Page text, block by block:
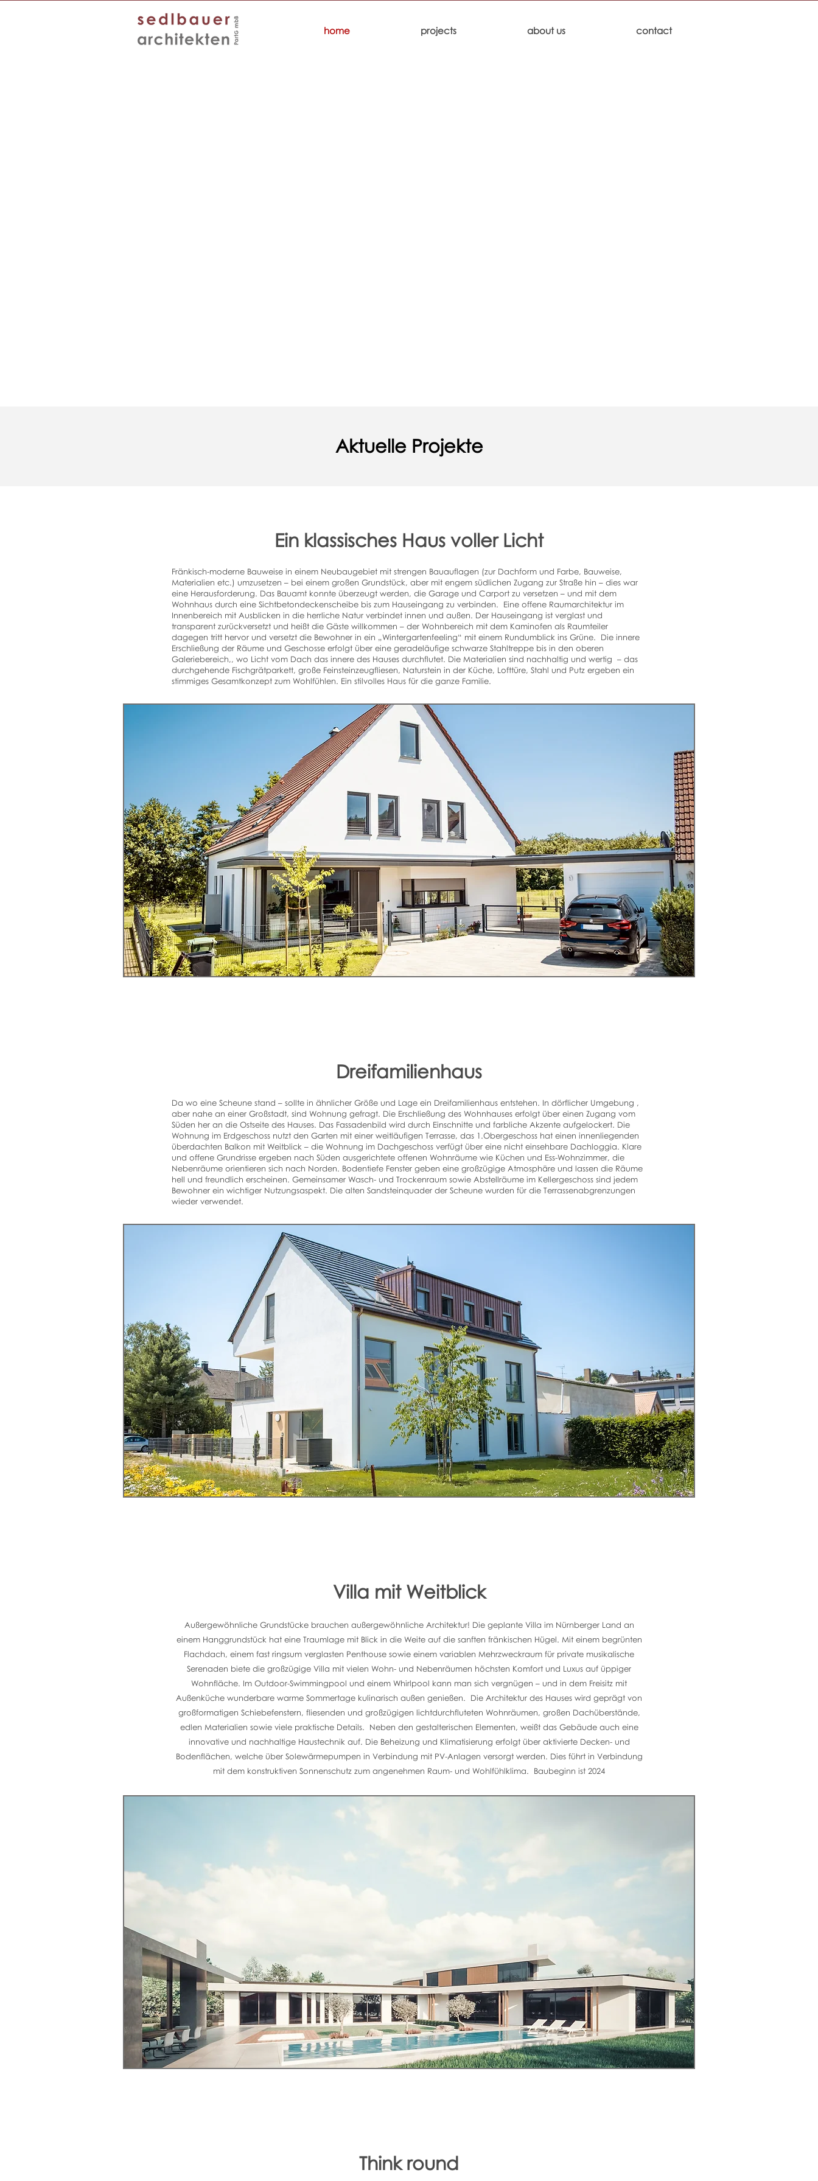
home projects about us contact
Aktuelle Projekte
Ein klassisches Haus voller Licht
Fränkisch-moderne Bauweise in einem Neubaugebiet mit strengen Bauauflagen (zur Dachform und Farbe, Bauweise,
Materialien etc.) umzusetzen – bei einem großen Grundstück, aber mit engem südlichen Zugang zur Straße hin – dies war
eine Herausforderung. Das Bauamt konnte überzeugt werden, die Garage und Carport zu versetzen – und mit dem
Wohnhaus durch eine Sichtbetondeckenscheibe bis zum Hauseingang zu verbinden. Eine offene Raumarchitektur im
Innenbereich mit Ausblicken in die herrliche Natur verbindet innen und außen. Der Hauseingang ist verglast und
transparent zurückversetzt und heißt die Gäste willkommen – der Wohnbereich mit dem Kaminofen als Raumteiler
dagegen tritt hervor und versetzt die Bewohner in ein „Wintergartenfeeling“ mit einem Rundumblick ins Grüne. Die innere
Erschließung der Räume und Geschosse erfolgt über eine geradeläufige schwarze Stahltreppe bis in den oberen
Galeriebereich,, wo Licht vom Dach das innere des Hauses durchflutet. Die Materialien sind nachhaltig und wertig – das
durchgehende Fischgrätparkett, große Feinsteinzeugfliesen, Naturstein in der Küche, Lofttüre, Stahl und Putz ergeben ein
stimmiges Gesamtkonzept zum Wohlfühlen. Ein stilvolles Haus für die ganze Familie.
Dreifamilienhaus
Da wo eine Scheune stand – sollte in ähnlicher Größe und Lage ein Dreifamilienhaus entstehen. In dörflicher Umgebung ,
aber nahe an einer Großstadt, sind Wohnung gefragt. Die Erschließung des Wohnhauses erfolgt über einen Zugang vom
Süden her an die Ostseite des Hauses. Das Fassadenbild wird durch Einschnitte und farbliche Akzente aufgelockert. Die
Wohnung im Erdgeschoss nutzt den Garten mit einer weitläufigen Terrasse, das 1.Obergeschoss hat einen innenliegenden
überdachten Balkon mit Weitblick – die Wohnung im Dachgeschoss verfügt über eine nicht einsehbare Dachloggia. Klare
und offene Grundrisse ergeben nach Süden ausgerichtete offenen Wohnräume wie Küchen und Ess-Wohnzimmer, die
Nebenräume orientieren sich nach Norden. Bodentiefe Fenster geben eine großzügige Atmosphäre und lassen die Räume
hell und freundlich erscheinen. Gemeinsamer Wasch- und Trockenraum sowie Abstellräume im Kellergeschoss sind jedem
Bewohner ein wichtiger Nutzungsaspekt. Die alten Sandsteinquader der Scheune wurden für die Terrassenabgrenzungen
wieder verwendet.
Villa mit Weitblick
Außergewöhnliche Grundstücke brauchen außergewöhnliche Architektur! Die geplante Villa im Nürnberger Land an
einem Hanggrundstück hat eine Traumlage mit Blick in die Weite auf die sanften fränkischen Hügel. Mit einem begrünten
Flachdach, einem fast ringsum verglasten Penthouse sowie einem variablen Mehrzweckraum für private musikalische
Serenaden biete die großzügige Villa mit vielen Wohn- und Nebenräumen höchsten Komfort und Luxus auf üppiger
Wohnfläche. Im Outdoor-Swimmingpool und einem Whirlpool kann man sich vergnügen – und in dem Freisitz mit
Außenküche wunderbare warme Sommertage kulinarisch außen genießen. Die Architektur des Hauses wird geprägt von
großformatigen Schiebefenstern, fliesenden und großzügigen lichtdurchfluteten Wohnräumen, großen Dachüberstände,
edlen Materialien sowie viele praktische Details. Neben den gestalterischen Elementen, weißt das Gebäude auch eine
innovative und nachhaltige Haustechnik auf. Die Beheizung und Klimatisierung erfolgt über aktivierte Decken- und
Bodenflächen, welche über Solewärmepumpen in Verbindung mit PV-Anlagen versorgt werden. Dies führt in Verbindung
mit dem konstruktiven Sonnenschutz zum angenehmen Raum- und Wohlfühlklima. Baubeginn ist 2024
Think round